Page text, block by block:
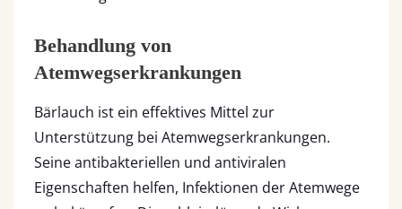
Behandlung von
Atemwegserkrankungen
Bärlauch ist ein effektives Mittel zur
Unterstützung bei Atemwegserkrankungen.
Seine antibakteriellen und antiviralen
Eigenschaften helfen, Infektionen der Atemwege